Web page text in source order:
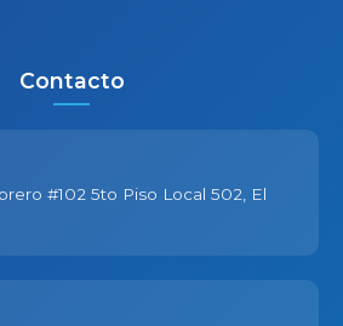
Contacto
#102 5to Piso Local 502, El